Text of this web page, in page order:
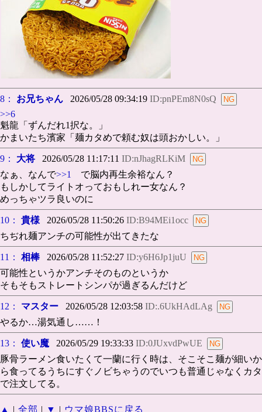
8： お兄ちゃん 2026/05/28 09:34:19 ID:pnPEm8N0sQ
>>6
魁龍「ずんだれ1択な。」
かまいたち濱家「麺カタめで頼む奴は頭おかしい。」
9： 大将 2026/05/28 11:17:11 ID:nJhagRLKiM
なぁ、なんで>>1
で脳内再生余裕なん？
もしかしてライトオっておもしれー女なん？
めっちゃツラ良いのに
10： 貴様 2026/05/28 11:50:26 ID:B94MEi1occ
ちぢれ麺アンチの可能性が出てきたな
11： 相棒2026/05/28 11:52:27 ID:y6H6Jp1juU
可能性というかアンチそのものというか
そもそもストレートシンパが過ぎるんだけど
12： マスター 2026/05/28 12:03:58 ID:.6UkHAdLAg
やるか…湯気通し……！
13： 使い魔 2026/05/29 19:33:33 ID:0JUxvdPwUE
豚骨ラーメン食いたくて一蘭に行く時は、そこそこ麺が細いか
ら食ってるうちにすぐノビちゃうのでいつも普通じゃなくカタ
で注文してる。
▲ | 全部 | ▼ | ウマ娘BBSに戻る